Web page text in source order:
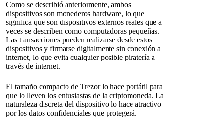
Como se describió anteriormente, ambos
dispositivos son monederos hardware, lo que
significa que son dispositivos externos reales que a
veces se describen como computadoras pequeñas.
Las transacciones pueden realizarse desde estos
dispositivos y firmarse digitalmente sin conexión a
internet, lo que evita cualquier posible piratería a
través de internet.
El tamaño compacto de Trezor lo hace portátil para
que lo lleven los entusiastas de la criptomoneda. La
naturaleza discreta del dispositivo lo hace atractivo
por los datos confidenciales que protegerá.